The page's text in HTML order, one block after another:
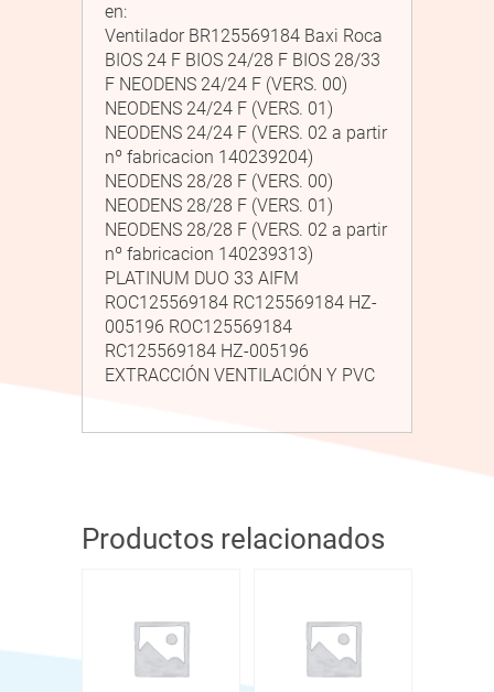
en:
Ventilador BR125569184 Baxi Roca
BIOS 24 F BIOS 24/28 F BIOS 28/33
F NEODENS 24/24 F (VERS. 00)
NEODENS 24/24 F (VERS. 01)
NEODENS 24/24 F (VERS. 02 a partir
nº fabricacion 140239204)
NEODENS 28/28 F (VERS. 00)
NEODENS 28/28 F (VERS. 01)
NEODENS 28/28 F (VERS. 02 a partir
nº fabricacion 140239313)
PLATINUM DUO 33 AIFM
ROC125569184 RC125569184 HZ-
005196 ROC125569184
RC125569184 HZ-005196
EXTRACCIÓN VENTILACIÓN Y PVC
Productos relacionados